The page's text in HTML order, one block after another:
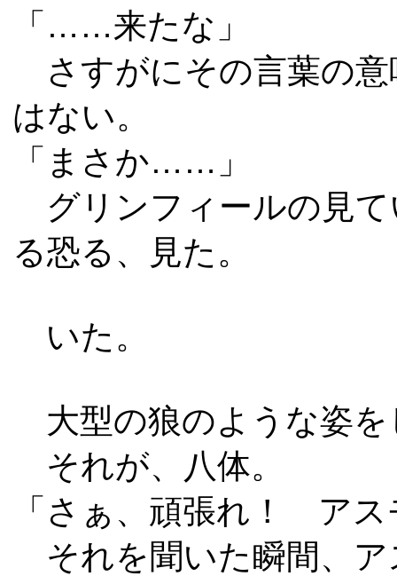
「……来たな」
さすがにその言葉の意
はない。
「まさか……」
グリンフィールの見て
る恐る、見た。
いた。
大型の狼のような姿を
それが、八体。
「さぁ、頑張れ！ ア
それを聞いた瞬間、ア